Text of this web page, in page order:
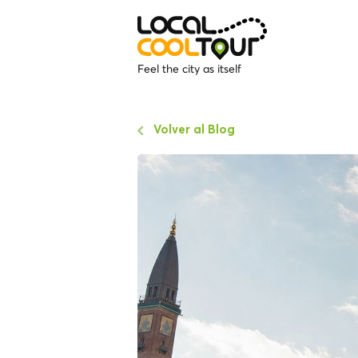
Feel the city as itself
Volver al Blog